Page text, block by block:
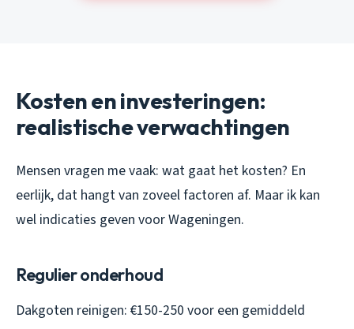
Kosten en investeringen:
realistische verwachtingen
Mensen vragen me vaak: wat gaat het kosten? En
eerlijk, dat hangt van zoveel factoren af. Maar ik kan
wel indicaties geven voor Wageningen.
Regulier onderhoud
Dakgoten reinigen: €150-250 voor een gemiddeld